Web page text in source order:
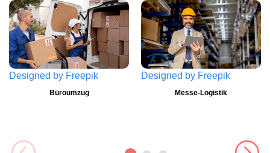
Designed by Freepik
Büroumzug
Designed by Freepik
Messe-Logistik